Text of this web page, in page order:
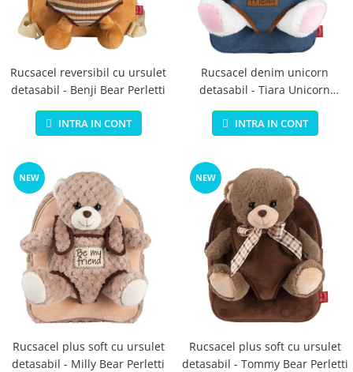
Jucarii si jocuri exterior
Placi pentru inot
Kituri constructie si pictura
Machete auto Diecast
Masini, trenuri, avioane
Masinute Radiocomanda
Papusi si accesorii
Trenulete Electrice
Unico Plus
Vehicule
Accesorii
Biciclete fara pedale
Role, patine cu rotile
Trotinete
Organizatoare
Rucsacel reversibil cu ursulet
detasabil - Benji Bear Perletti
INTRA IN CONT
Rucsacel denim unicorn
detasabil - Tiara Unicorn
Perletti
INTRA IN CONT
NEW
Rucsacel plus soft cu ursulet
detasabil - Milly Bear Perletti
NEW
Rucsacel plus soft cu ursulet
detasabil - Tommy Bear Perletti